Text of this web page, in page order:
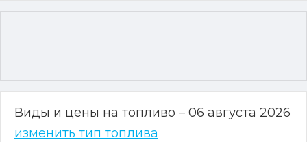
Виды и цены на топливо – 06 августа 2026
изменить тип топлива